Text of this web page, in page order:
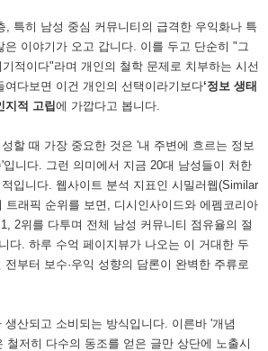
, 특히 남성 중심 커뮤니티의 급격한 우익화나 특
은 이야기가 오고 갑니다. 이를 두고 단순히 "그
적이다"라며 개인의 철학 문제로 치부하는 시선
여다보면 이건 개인의 선택이라기보다‘정보 생태
지적 고립에 가깝다고 봅니다.
할 때 가장 중요한 것은 '내 주변에 흐르는 정보
니다. 그런 의미에서 지금 20대 남성들이 처한
입니다. 웹사이트 분석 지표인 시밀러웹(Similar
트래픽 순위를 보면, 디시인사이드와 에펨코리아
2위를 다투며 전체 남성 커뮤니티 점유율의 절
다. 하루 수억 페이지뷰가 나오는 이 거대한 두
부터 보수·우익 성향의 담론이 완벽한 주류로
산되고 소비되는 방식입니다. 이른바 '개념
철저히 다수의 동조를 얻은 글만 상단에 노출시